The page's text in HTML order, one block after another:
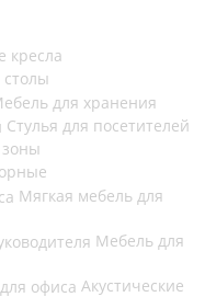
кресла
для хранения
Стулья для посетителей
Мягкая мебель для
Мебель для
Акустические